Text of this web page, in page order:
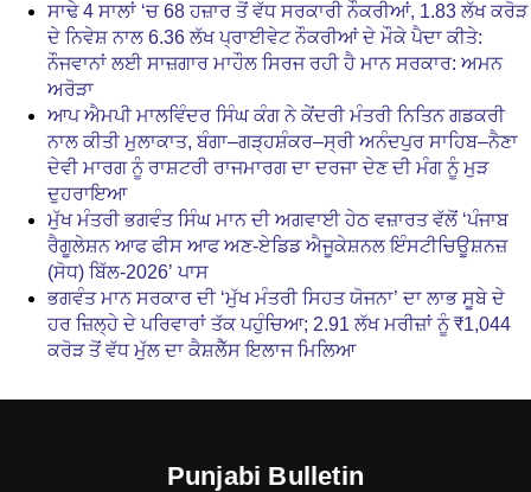
ਸਾਢੇ 4 ਸਾਲਾਂ ‘ਚ 68 ਹਜ਼ਾਰ ਤੋਂ ਵੱਧ ਸਰਕਾਰੀ ਨੌਕਰੀਆਂ, 1.83 ਲੱਖ ਕਰੋੜ
ਦੇ ਨਿਵੇਸ਼ ਨਾਲ 6.36 ਲੱਖ ਪ੍ਰਾਈਵੇਟ ਨੌਕਰੀਆਂ ਦੇ ਮੌਕੇ ਪੈਦਾ ਕੀਤੇ:
ਨੌਜਵਾਨਾਂ ਲਈ ਸਾਜ਼ਗਾਰ ਮਾਹੌਲ ਸਿਰਜ ਰਹੀ ਹੈ ਮਾਨ ਸਰਕਾਰ: ਅਮਨ
ਅਰੋੜਾ
ਆਪ ਐਮਪੀ ਮਾਲਵਿੰਦਰ ਸਿੰਘ ਕੰਗ ਨੇ ਕੇਂਦਰੀ ਮੰਤਰੀ ਨਿਤਿਨ ਗਡਕਰੀ
ਨਾਲ ਕੀਤੀ ਮੁਲਾਕਾਤ, ਬੰਗਾ–ਗੜ੍ਹਸ਼ੰਕਰ–ਸ੍ਰੀ ਅਨੰਦਪੁਰ ਸਾਹਿਬ–ਨੈਣਾ
ਦੇਵੀ ਮਾਰਗ ਨੂੰ ਰਾਸ਼ਟਰੀ ਰਾਜਮਾਰਗ ਦਾ ਦਰਜਾ ਦੇਣ ਦੀ ਮੰਗ ਨੂੰ ਮੁੜ
ਦੁਹਰਾਇਆ
ਮੁੱਖ ਮੰਤਰੀ ਭਗਵੰਤ ਸਿੰਘ ਮਾਨ ਦੀ ਅਗਵਾਈ ਹੇਠ ਵਜ਼ਾਰਤ ਵੱਲੋਂ ‘ਪੰਜਾਬ
ਰੈਗੂਲੇਸ਼ਨ ਆਫ ਫੀਸ ਆਫ ਅਣ-ਏਡਿਡ ਐਜੂਕੇਸ਼ਨਲ ਇੰਸਟੀਚਿਊਸ਼ਨਜ਼
(ਸੋਧ) ਬਿੱਲ-2026’ ਪਾਸ
ਭਗਵੰਤ ਮਾਨ ਸਰਕਾਰ ਦੀ ‘ਮੁੱਖ ਮੰਤਰੀ ਸਿਹਤ ਯੋਜਨਾ’ ਦਾ ਲਾਭ ਸੂਬੇ ਦੇ
ਹਰ ਜ਼ਿਲ੍ਹੇ ਦੇ ਪਰਿਵਾਰਾਂ ਤੱਕ ਪਹੁੰਚਿਆ; 2.91 ਲੱਖ ਮਰੀਜ਼ਾਂ ਨੂੰ ₹1,044
ਕਰੋੜ ਤੋਂ ਵੱਧ ਮੁੱਲ ਦਾ ਕੈਸ਼ਲੈੱਸ ਇਲਾਜ ਮਿਲਿਆ
Punjabi Bulletin